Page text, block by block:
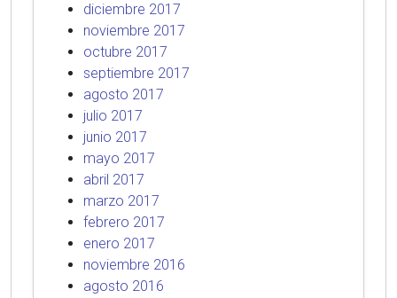
diciembre 2017
noviembre 2017
octubre 2017
septiembre 2017
agosto 2017
julio 2017
junio 2017
mayo 2017
abril 2017
marzo 2017
febrero 2017
enero 2017
noviembre 2016
agosto 2016